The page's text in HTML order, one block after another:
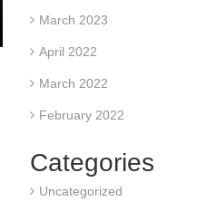
March 2023
April 2022
March 2022
February 2022
Categories
Uncategorized